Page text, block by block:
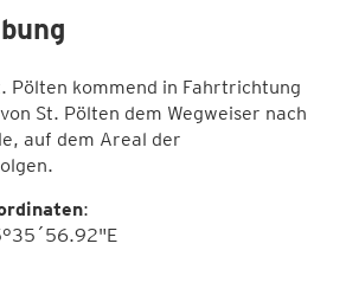
Pölten kommend in Fahrtrichtung
St. Pölten dem Wegweiser nach
auf dem Areal der
: